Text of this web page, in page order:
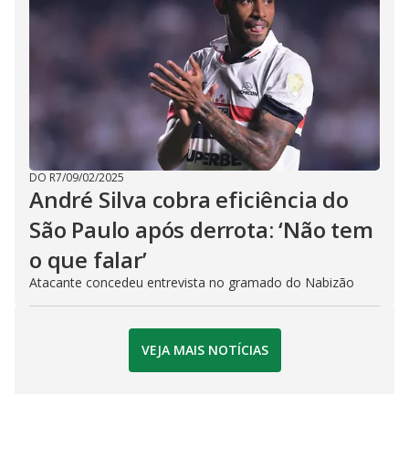
DO R7/09/02/2025
André Silva cobra eficiência do
São Paulo após derrota: ‘Não tem
o que falar’
Atacante concedeu entrevista no gramado do Nabizão
VEJA MAIS NOTÍCIAS